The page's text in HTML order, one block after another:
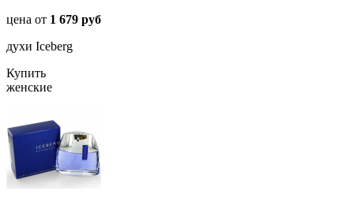
цена от 1 679 руб
духи Iceberg
Купить
женские